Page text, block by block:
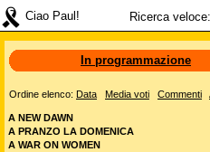
Ciao Paul! Ricerca veloce:
In programmazione
Ordine elenco: Data Media voti Commenti
A NEW DAWN
A PRANZO LA DOMENICA
A WAR ON WOMEN